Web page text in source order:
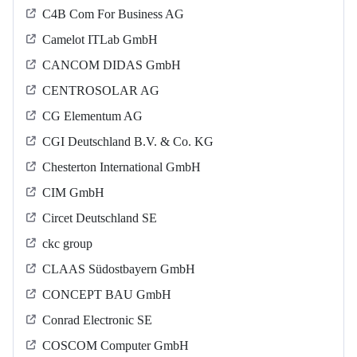
C4B Com For Business AG
Camelot ITLab GmbH
CANCOM DIDAS GmbH
CENTROSOLAR AG
CG Elementum AG
CGI Deutschland B.V. & Co. KG
Chesterton International GmbH
CIM GmbH
Circet Deutschland SE
ckc group
CLAAS Südostbayern GmbH
CONCEPT BAU GmbH
Conrad Electronic SE
COSCOM Computer GmbH